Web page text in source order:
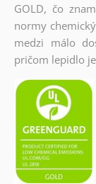
GOLD, čo
normy
medzi málo
pričom lepidlo